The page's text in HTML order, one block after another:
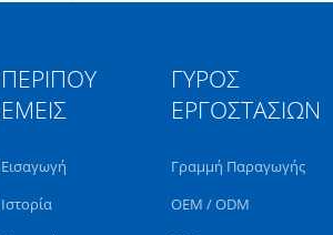
ΠΕΡΊΠΟΥ
ΕΜΕΊΣ
Εισαγωγή
Ιστορία
ΓΎΡΟΣ
ΕΡΓΟΣΤΑΣΊΩΝ
Γραμμή Παραγωγής
OEM / ODM